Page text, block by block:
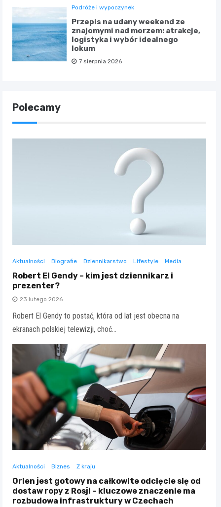
Podróże i wypoczynek
Przepis na udany weekend ze
znajomymi nad morzem: atrakcje,
logistyka i wybór idealnego
lokum
7 sierpnia 2026
Polecamy
Aktualności Biografie Dziennikarstwo Lifestyle Media
Robert El Gendy – kim jest dziennikarz i
prezenter?
23 lutego 2026
Robert El Gendy to postać, która od lat jest obecna na
ekranach polskiej telewizji, choć…
Aktualności Biznes Z kraju
Orlen jest gotowy na całkowite odcięcie się od
dostaw ropy z Rosji – kluczowe znaczenie ma
rozbudowa infrastruktury w Czechach